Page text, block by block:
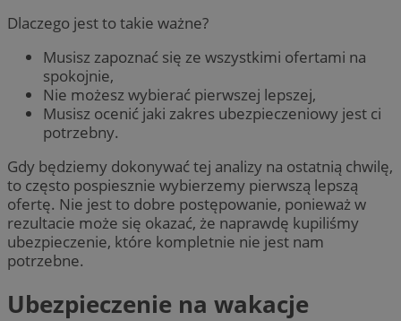
Dlaczego jest to takie ważne?
Musisz zapoznać się ze wszystkimi ofertami na
spokojnie,
Nie możesz wybierać pierwszej lepszej,
Musisz ocenić jaki zakres ubezpieczeniowy jest ci
potrzebny.
Gdy będziemy dokonywać tej analizy na ostatnią chwilę,
to często pospiesznie wybierzemy pierwszą lepszą
ofertę. Nie jest to dobre postępowanie, ponieważ w
rezultacie może się okazać, że naprawdę kupiliśmy
ubezpieczenie, które kompletnie nie jest nam
potrzebne.
Ubezpieczenie na wakacje